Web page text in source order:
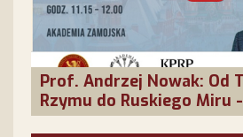
Prof. Andrzej Nowak: Od
Rzymu do Ruskiego Miru
cywilizacyjna Rosji